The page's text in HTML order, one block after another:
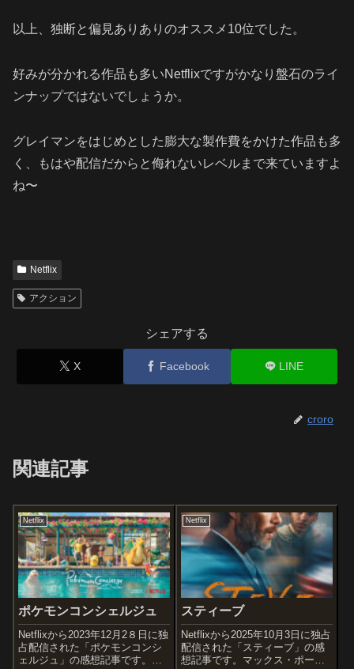
以上、独断と偏見ありありのオススメ10位でした。
好みが分かれる作品も多いNetflixですがかなり盤石のライ
ンナップではないでしょうか。
グレイマンをはじめとした膨大な製作費をかけた作品も多
く、もはや配信だからと侮れないレベルまで来ていますよ
ね〜
Netflix
アクション
シェアする
X Facebook LINE
croro
関連記事
Netflix
ポケモンコンシェルジュ
Netflixから2023年12月2８日に独
占配信された「ポケモンコンシ
ェルジュ」の感想記事です。大
Netflix
スティーブ
Netflixから2025年10月3日に独占
配信された「スティーブ」の感
想記事です。マックス・ポータ